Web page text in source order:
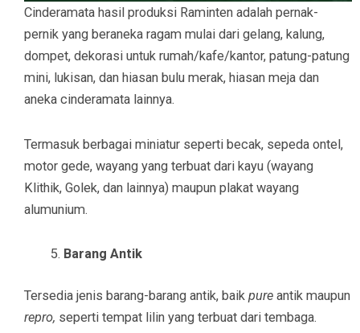
Cinderamata hasil produksi Raminten adalah pernak-
pernik yang beraneka ragam mulai dari gelang, kalung,
dompet, dekorasi untuk rumah/kafe/kantor, patung-patung
mini, lukisan, dan hiasan bulu merak, hiasan meja dan
aneka cinderamata lainnya.
Termasuk berbagai miniatur seperti becak, sepeda ontel,
motor gede, wayang yang terbuat dari kayu (wayang
Klithik, Golek, dan lainnya) maupun plakat wayang
alumunium.
Barang Antik
Tersedia jenis barang-barang antik, baik pure antik maupun
repro, seperti tempat lilin yang terbuat dari tembaga.